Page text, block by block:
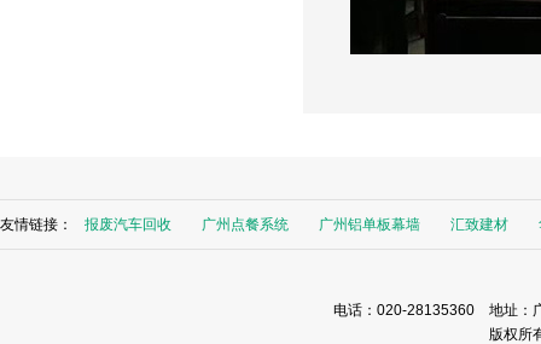
友情链接： 报废汽车回收 广州点餐系统 广州铝单板幕墙 汇致建材
电话：020-28135360 地址：
版权所